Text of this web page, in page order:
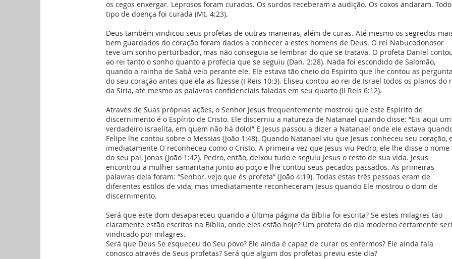
os cegos enxergar. Leprosos foram curados. Os surdos receberam a audição. Os coxos andaram. Todo
tipo de doença foi curada (Mt. 4:23).
Deus também vindicou seus profetas de outras maneiras, além de curas. Até mesmo os segredos
bem guardados do coração foram dados a conhecer a estes homens de Deus. O rei Nabucodonosor
teve um sonho perturbador, mas não conseguia se lembrar do que se tratava. O profeta Daniel
ao rei tanto o sonho quanto a profecia que se seguiu (Dan. 2:28). Nada foi escondido de Salomão,
quando a rainha de Sabá veio perante ele. Ele estava tão cheio do Espírito que lhe contou as
do seu coração antes que ela as fizesse (I Reis 10:3). Eliseu contou ao rei de Israel todos os planos do
da Síria, até mesmo as palavras confidenciais faladas em seu quarto (II Reis 6:12).
Através de Suas próprias ações, o Senhor Jesus frequentemente mostrou que este Espírito de
discernimento é o Espírito de Cristo. Ele discerniu a natureza de Natanael quando disse: “Eis aqui um
verdadeiro israelita, em quem não há dolo!” E Jesus passou a dizer a Natanael onde ele estava
Felipe lhe contou sobre o Messias (João 1:48). Quando Natanael viu que Jesus conheceu seu coração,
imediatamente O reconheceu como o Cristo. A primeira vez que Jesus viu Pedro, ele lhe disse o nome
do seu pai, Jonas (João 1:42). Pedro, então, deixou tudo e seguiu Jesus o resto de sua vida. Jesus
encontrou a mulher samaritana junto ao poço e lhe contou seus pecados passados. As primeiras
palavras dela foram: “Senhor, vejo que és profeta” (João 4:19). Todas estas três pessoas eram de
diferentes estilos de vida, mas imediatamente reconheceram Jesus quando Ele mostrou o dom de
discernimento.
Será que este dom desapareceu quando a última página da Bíblia foi escrita? Se estes milagres tão
claramente estão escritos na Bíblia, onde eles estão hoje? Um profeta do dia moderno certamente
vindicado por milagres.
Será que Deus Se esqueceu do Seu povo? Ele ainda é capaz de curar os enfermos? Ele ainda fala
conosco através de Seus profetas? Será que algum dos profetas previu este dia?